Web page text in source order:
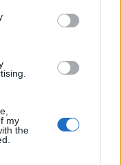
my
the
scientemente
dal forte sapore